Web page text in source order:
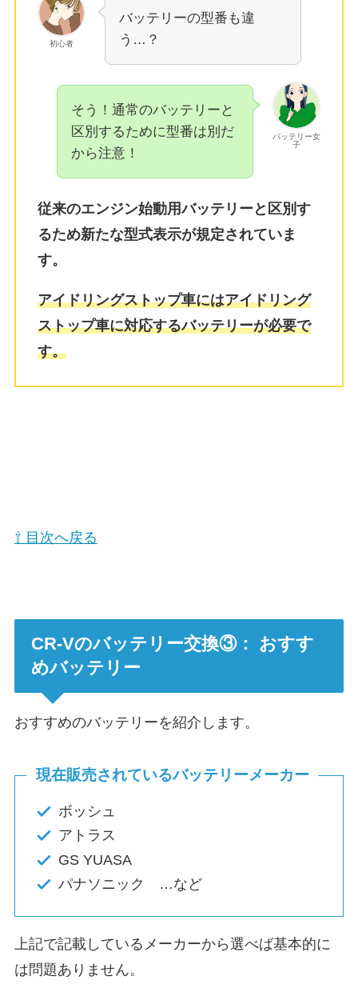
初心者
バッテリーの型番も違
う…？
バッテリー女
子
そう！通常のバッテリーと
区別するために型番は別だ
から注意！
従来のエンジン始動用バッテリーと区別す
るため新たな型式表示が規定されていま
す。
アイドリングストップ車にはアイドリング
ストップ車に対応するバッテリーが必要で
す。
⇧ 目次へ戻る
CR-Vのバッテリー交換③： おすす
めバッテリー
おすすめのバッテリーを紹介します。
現在販売されているバッテリーメーカー
ボッシュ
アトラス
GS YUASA
パナソニック …など
上記で記載しているメーカーから選べば基本的に
は問題ありません。